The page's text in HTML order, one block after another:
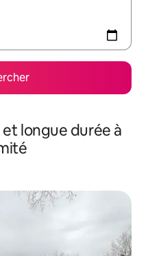
longue durée à
appréciés